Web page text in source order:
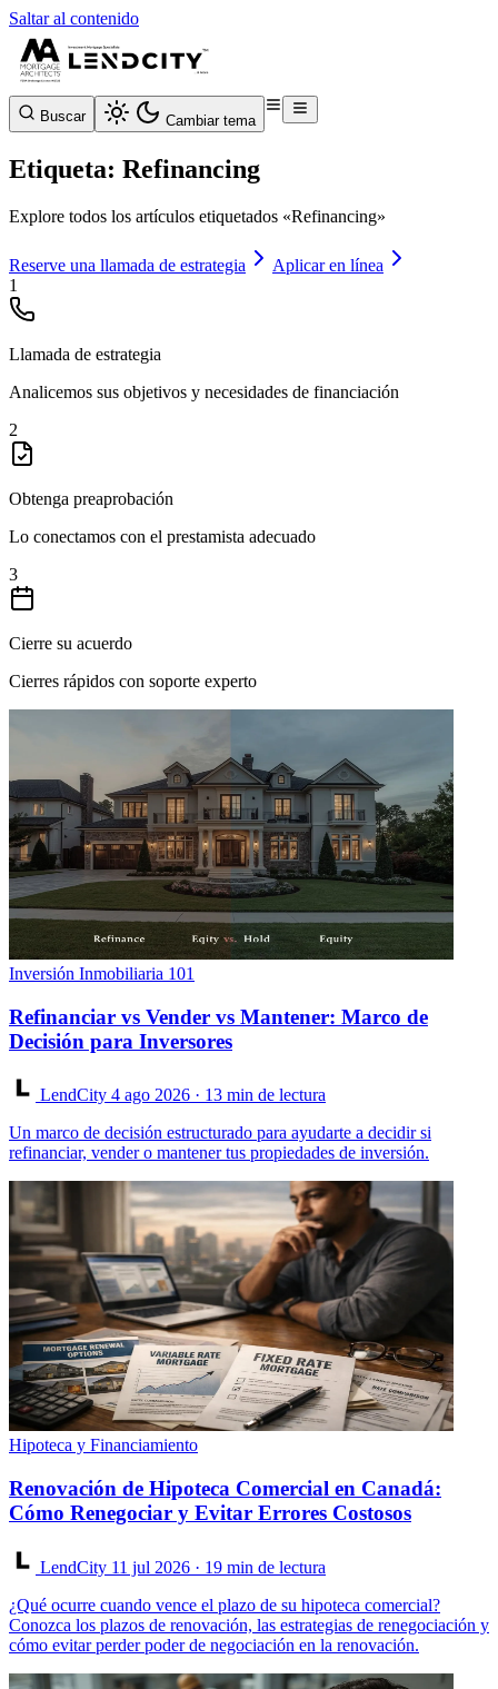
Saltar al contenido
Buscar Cambiar tema
Etiqueta: Refinancing
Explore todos los artículos etiquetados «Refinancing»
Reserve una llamada de estrategia
Aplicar en línea
1
Llamada de estrategia
Analicemos sus objetivos y necesidades de financiación
2
Obtenga preaprobación
Lo conectamos con el prestamista adecuado
3
Cierre su acuerdo
Cierres rápidos con soporte experto
Inversión Inmobiliaria 101
Refinanciar vs Vender vs Mantener: Marco de
Decisión para Inversores
LendCity 4 ago 2026 · 13 min de lectura
Un marco de decisión estructurado para ayudarte a decidir si
refinanciar, vender o mantener tus propiedades de inversión.
Hipoteca y Financiamiento
Renovación de Hipoteca Comercial en Canadá:
Cómo Renegociar y Evitar Errores Costosos
LendCity 11 jul 2026 · 19 min de lectura
¿Qué ocurre cuando vence el plazo de su hipoteca comercial?
Conozca los plazos de renovación, las estrategias de renegociación y
cómo evitar perder poder de negociación en la renovación.